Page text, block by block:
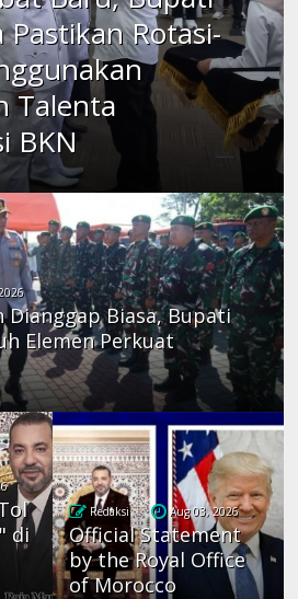
Rotasi-
Talenta
BKN
Dianggap Biasa, Bupati
Elemen Perkuat
di
Redaksi Aug 03, 2026
Official Statement
by the Royal Office
of Morocco